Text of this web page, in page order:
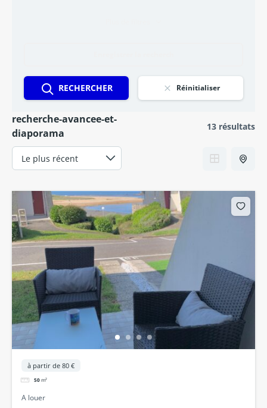
RECHERCHER Réinitialiser
recherche-avancee-et-
diaporama
13 résultats
à partir de 80 €
50 m²
A louer